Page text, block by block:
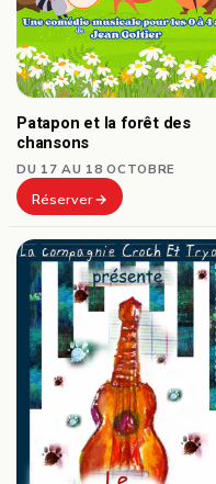
Patapon et la forêt des
chansons
DU 17 AU 18 OCTOBRE
Réserver